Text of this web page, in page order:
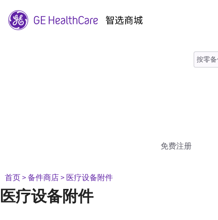
免费注册
首页 > 备件商店 > 医疗设备附件
医疗设备附件